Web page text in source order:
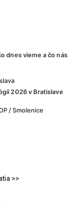
dnes vieme a čo nás
2026 v Bratislave
/ Smolenice
>>